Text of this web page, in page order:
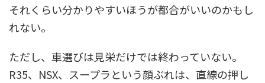
それくらい分かりやすいほうが都合がいいのかもし
れない。
ただし、車選びは見栄だけでは終わっていない。
R35、NSX、スープラという顔ぶれは、直線の押し